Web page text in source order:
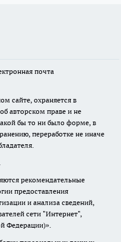
почта
сайте, охраняется в
авторском праве и не
бы то ни было форме, в
переработке не иначе
рекомендательные
предоставления
и анализа сведений,
сети "Интернет",
Федерации)».